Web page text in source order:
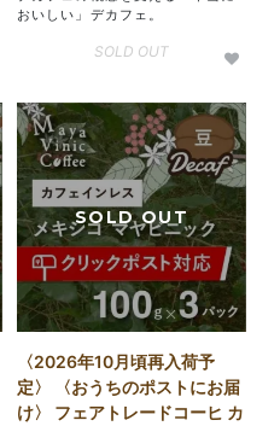
おいしい」デカフェ。
SOLD OUT
〈2026年10月頃再入荷予
定〉 〈おうちのポストにお届
け〉 フェアトレードコーヒ カ